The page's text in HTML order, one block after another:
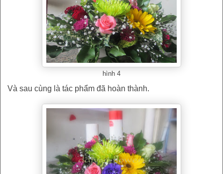
hình 4
Và sau cùng là tác phẩm đã hoàn thành.